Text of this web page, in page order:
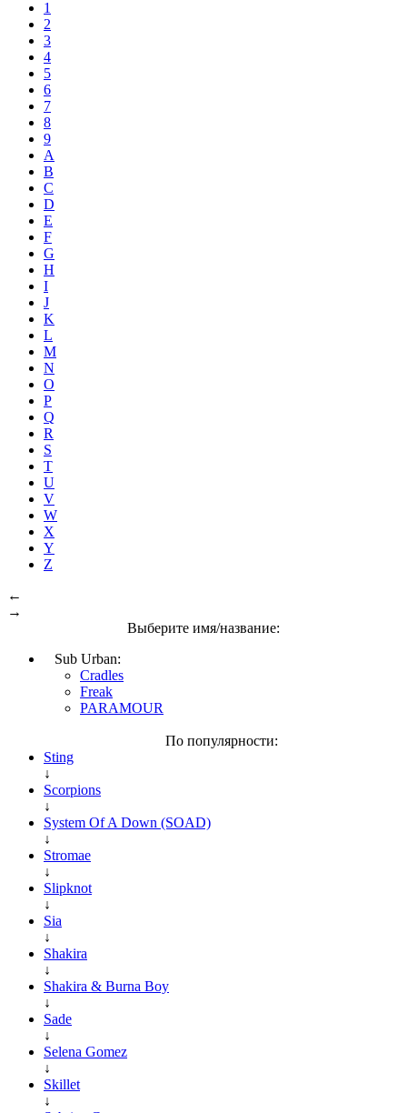
1
2
3
4
5
6
7
8
9
A
B
C
D
E
F
G
H
I
J
K
L
M
N
O
P
Q
R
S
T
U
V
W
X
Y
Z
←
→
Выберите имя/название:
Sub Urban:
Cradles
Freak
PARAMOUR
По популярности:
Sting
↓
Scorpions
↓
System Of A Down (SOAD)
↓
Stromae
↓
Slipknot
↓
Sia
↓
Shakira
↓
Shakira & Burna Boy
↓
Sade
↓
Selena Gomez
↓
Skillet
↓